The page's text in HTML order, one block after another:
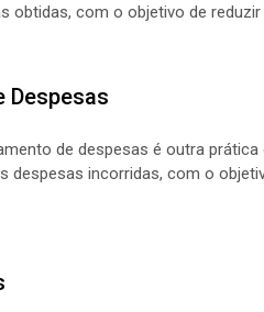
obtidas, com o objetivo de
Despesas
de despesas é outra
despesas incorridas, com o